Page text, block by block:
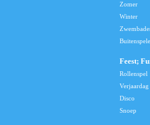
Zomer
Winter
Feest;
Rollenspel
Verjaardag
Disco
Snoep